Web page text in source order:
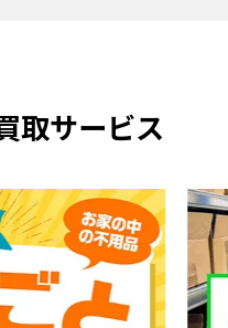
取サービス